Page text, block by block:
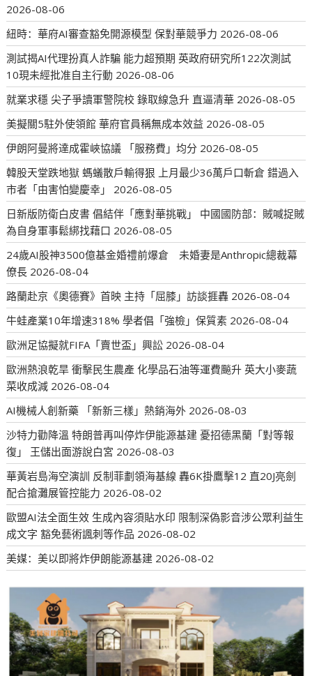
2026-08-06
紐時：華府AI審查豁免開源模型 保對華競爭力 2026-08-06
測試揭AI代理扮真人詐騙 能力超預期 英政府研究所122次測試
10現未經批准自主行動 2026-08-06
就業求穩 尖子爭讀軍警院校 錄取線急升 直逼清華 2026-08-05
美擬關5駐外使領館 華府官員稱無成本效益 2026-08-05
伊朗阿曼將達成霍峽協議 「服務費」均分 2026-08-05
韓股天堂跌地獄 螞蟻散戶輸得狠 上月最少36萬戶口斬倉 錯過入
市者「由害怕變慶幸」
2026-08-05
日新版防衛白皮書 倡結伴「應對華挑戰」 中國國防部：賊喊捉賊
為自身軍事鬆綁找藉口 2026-08-05
24歲AI股神3500億基金婚禮前爆倉 未婚妻是Anthropic總裁幕
僚長 2026-08-04
路蘭赴京《奧德賽》首映 主持「屈膝」訪談捱轟 2026-08-04
牛蛙產業10年增速318% 學者倡「強檢」保質素 2026-08-04
歐洲足協擬就FIFA「賣世盃」興訟 2026-08-04
歐洲熱浪乾旱 衝擊民生農產 化學品石油等運費飈升 英大小麥蔬
菜收成減 2026-08-04
AI機械人創新藥 「新新三樣」熱銷海外 2026-08-03
沙特力勸降溫 特朗普再叫停炸伊能源基建 憂招德黑蘭「對等報
復」 王儲出面游說白宮 2026-08-03
華黃岩島海空演訓 反制菲劃領海基線 轟6K掛鷹擊12 直20J亮劍
配合搶灘展管控能力 2026-08-02
歐盟AI法全面生效 生成內容須貼水印 限制深偽影音涉公眾利益生
成文字 豁免藝術諷刺等作品 2026-08-02
美媒：美以即將炸伊朗能源基建 2026-08-02